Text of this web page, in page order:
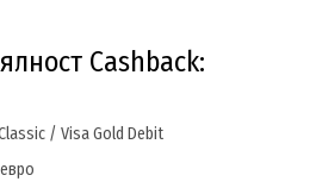
Cashback:
/ Visa Gold Debit